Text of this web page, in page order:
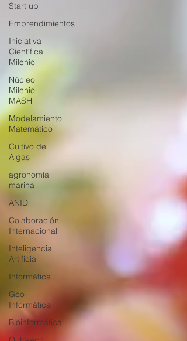
Start up
Emprendimientos
Iniciativa
Científica
Milenio
Núcleo
Milenio
MASH
Modelamiento
Matemático
Cultivo de
Algas
agronomía
marina
ANID
Colaboración
Internacional
Inteligencia
Artificial
Informática
Geo-
Informática
Bioinformática